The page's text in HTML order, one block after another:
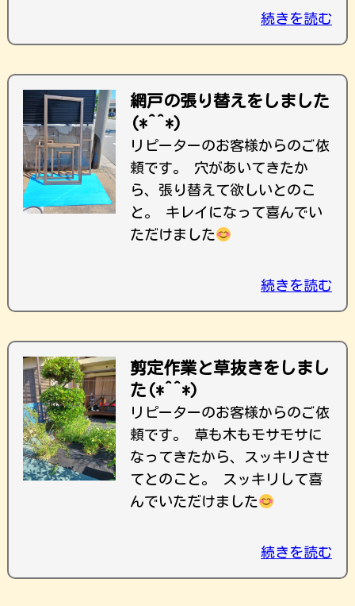
続きを読む
網戸の張り替えをしました
(*^^*)
リピーターのお客様からのご依
頼です。 穴があいてきたか
ら、張り替えて欲しいとのこ
と。 キレイになって喜んでい
ただけました
続きを読む
剪定作業と草抜きをしまし
た(*^^*)
リピーターのお客様からのご依
頼です。 草も木もモサモサに
なってきたから、スッキリさせ
てとのこと。 スッキリして喜
んでいただけました
続きを読む